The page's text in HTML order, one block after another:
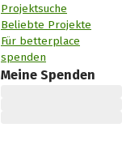
Projektsuche
Beliebte Projekte
Für betterplace
spenden
Meine Spenden